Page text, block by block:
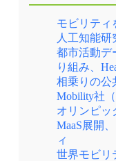
モビリティ
人工知能研
都市活動デ
り組み、
相乗りの公
Mobility社
オリンピッ
MaaS展開
ィ
世界モビリ